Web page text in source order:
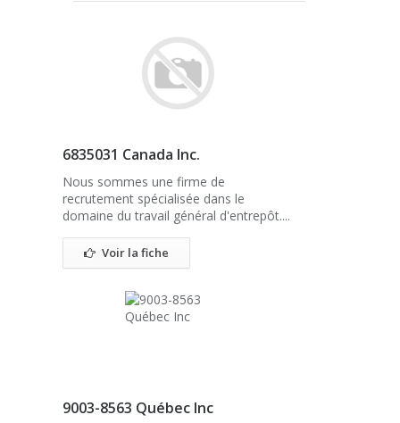
6835031 Canada Inc.
Nous sommes une firme de
recrutement spécialisée dans le
domaine du travail général d'entrepôt....
Voir la fiche
9003-8563 Québec Inc